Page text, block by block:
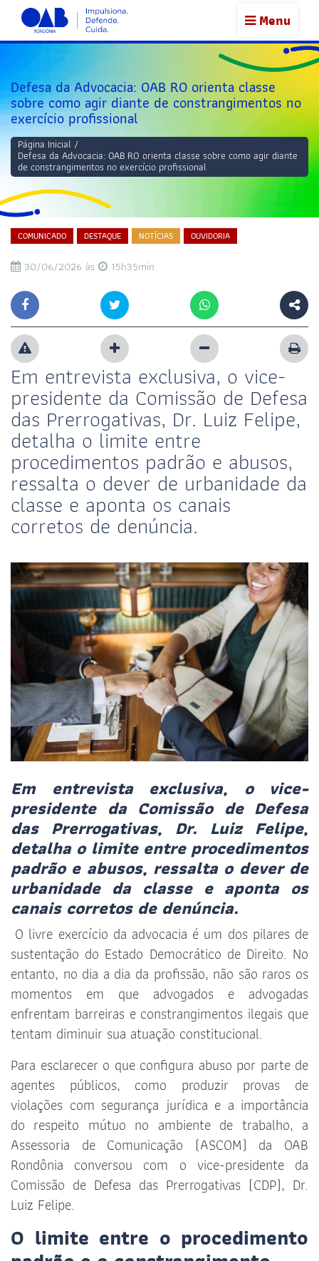
Menu
Defesa da Advocacia: OAB RO orienta classe
sobre como agir diante de constrangimentos no
exercício profissional
Página Inicial /
Defesa da Advocacia: OAB RO orienta classe sobre como agir diante
de constrangimentos no exercício profissional
COMUNICADO DESTAQUE NOTÍCIAS OUVIDORIA
30/06/2026 às 15h35min
Em entrevista exclusiva, o vice-
presidente da Comissão de Defesa
das Prerrogativas, Dr. Luiz Felipe,
detalha o limite entre
procedimentos padrão e abusos,
ressalta o dever de urbanidade da
classe e aponta os canais
corretos de denúncia.
Em entrevista exclusiva, o vice-
presidente da Comissão de Defesa
das Prerrogativas, Dr. Luiz Felipe,
detalha o limite entre procedimentos
padrão e abusos, ressalta o dever de
urbanidade da classe e aponta os
canais corretos de denúncia.
O livre exercício da advocacia é um dos pilares de
sustentação do Estado Democrático de Direito. No
entanto, no dia a dia da profissão, não são raros os
momentos em que advogados e advogadas
enfrentam barreiras e constrangimentos ilegais que
tentam diminuir sua atuação constitucional.
Para esclarecer o que configura abuso por parte de
agentes públicos, como produzir provas de
violações com segurança jurídica e a importância
do respeito mútuo no ambiente de trabalho, a
Assessoria de Comunicação (ASCOM) da OAB
Rondônia conversou com o vice-presidente da
Comissão de Defesa das Prerrogativas (CDP), Dr.
Luiz Felipe.
O limite entre o procedimento